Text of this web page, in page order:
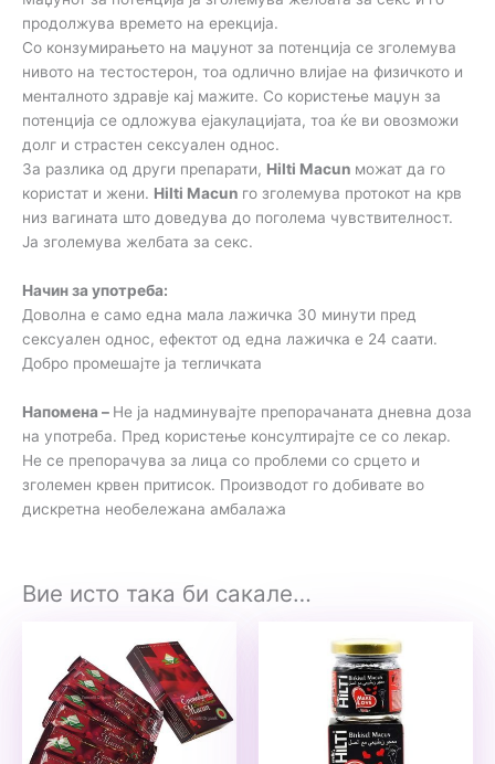
продолжува времето на ерекција.
Со конзумирањето на маџунот за потенција се зголемува
нивото на тестостерон, тоа одлично влијае на физичкото и
менталното здравје кај мажите. Со користење маџун за
потенција се одложува ејакулацијата, тоа ќе ви овозможи
долг и страстен сексуален однос.
За разлика од други препарати, Hilti Macun можат да го
користат и жени. Hilti Macun го зголемува протокот на крв
низ вагината што доведува до поголема чувствителност.
Ја зголемува желбата за секс.
Начин за употреба:
Доволна е само една мала лажичка 30 минути пред
сексуален однос, ефектот од една лажичка е 24 саати.
Добро промешајте ја тегличката
Напомена – Не ја надминувајте препорачаната дневна доза
на употреба. Пред користење консултирајте се со лекар.
Не се препорачува за лица со проблеми со срцето и
зголемен крвен притисок. Производот го добивате во
дискретна необележана амбалажа
Вие исто така би сакале…